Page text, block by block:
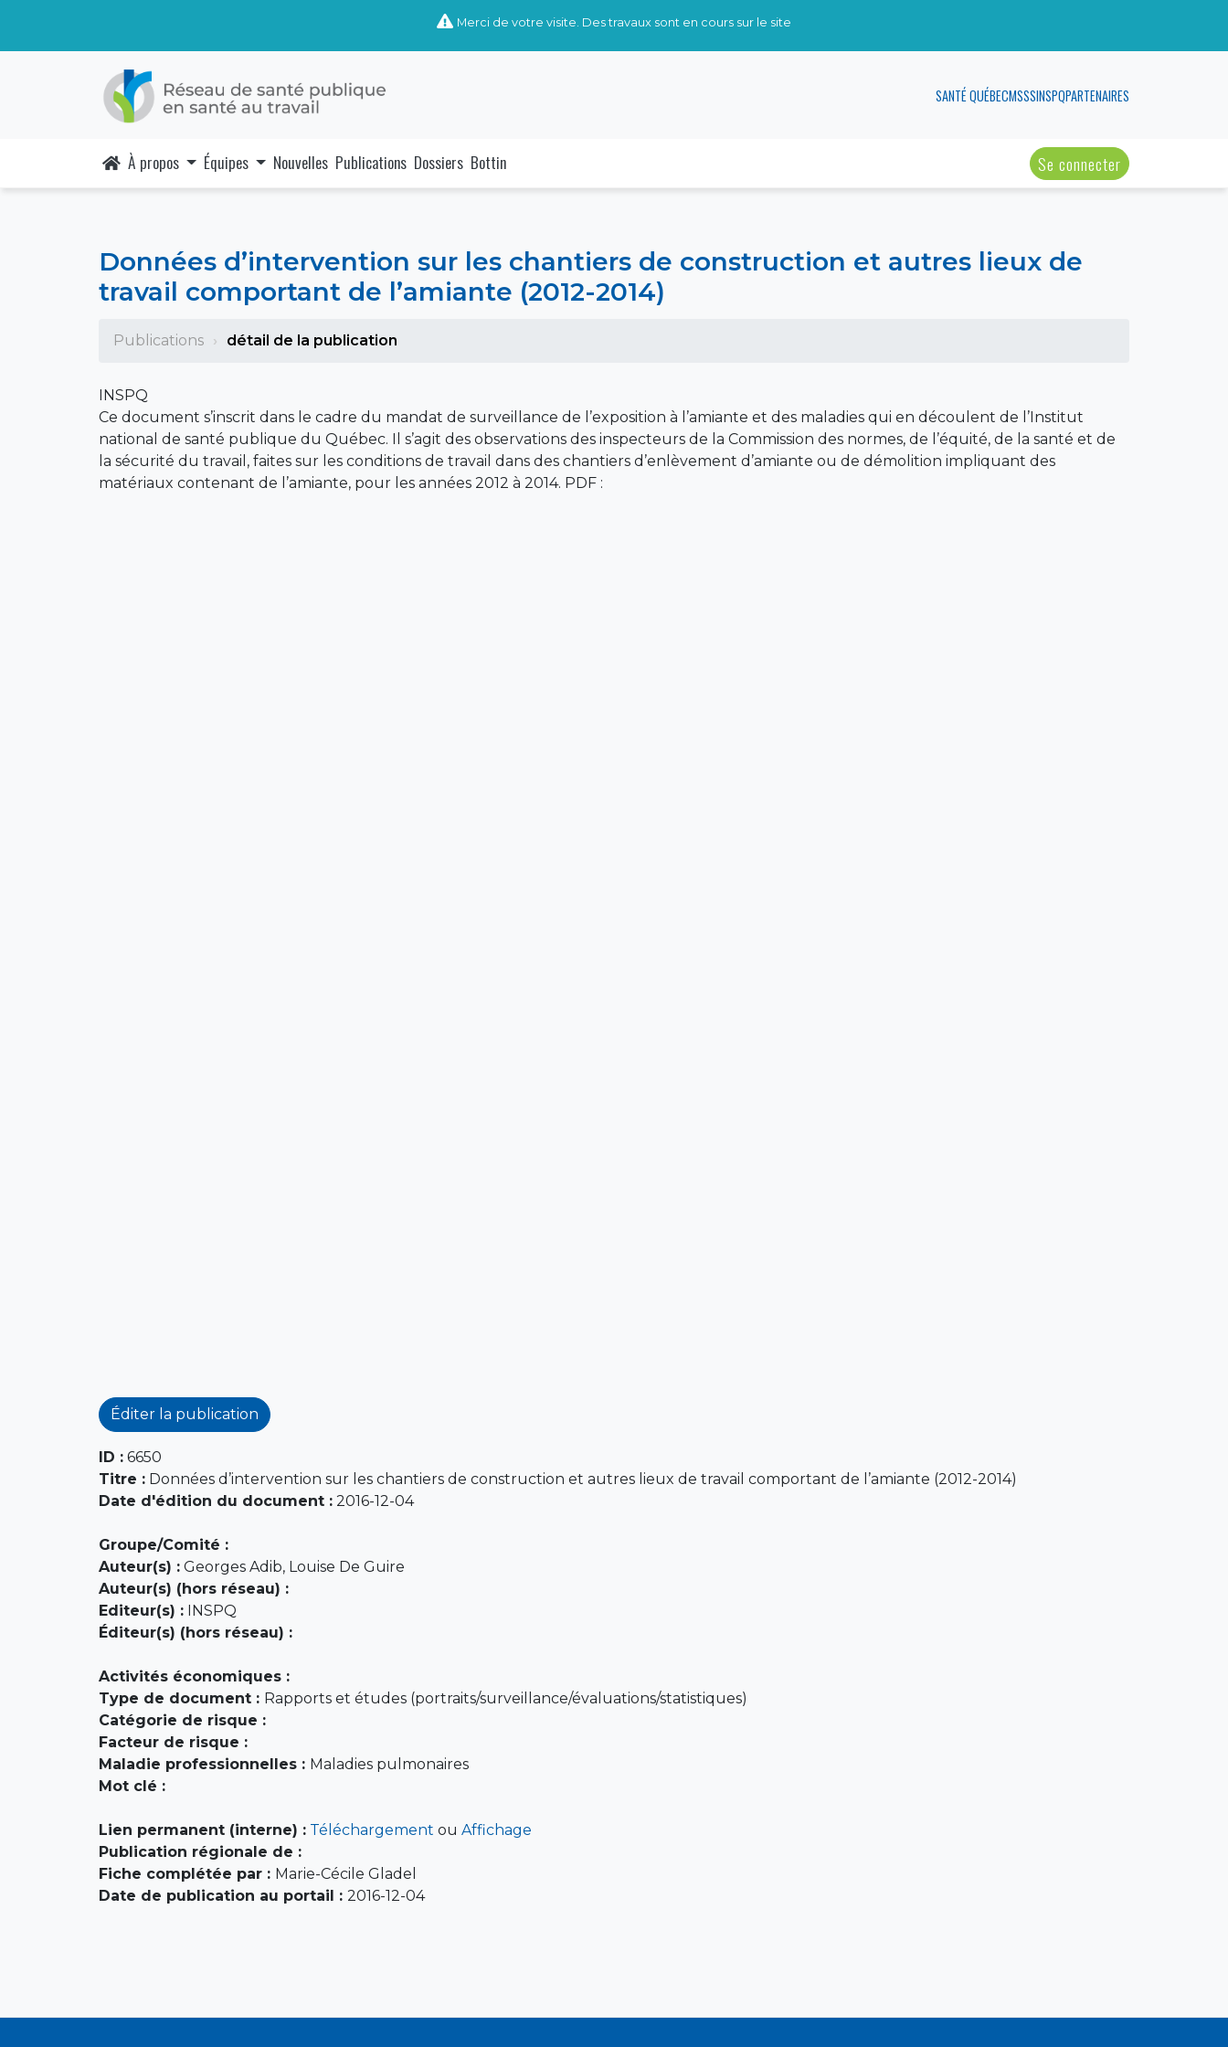
Merci de votre visite. Des travaux sont en cours sur le site
SANTÉ QUÉBECMSSSINSPQPARTENAIRES
À propos Équipes Nouvelles Publications Dossiers Bottin Se connecter
Données d’intervention sur les chantiers de construction et autres lieux de
travail comportant de l’amiante (2012-2014)
Publications détail de la publication
INSPQ
Ce document s’inscrit dans le cadre du mandat de surveillance de l’exposition à l’amiante et des maladies qui en découlent de l’Institut
national de santé publique du Québec. Il s’agit des observations des inspecteurs de la Commission des normes, de l’équité, de la santé et de
la sécurité du travail, faites sur les conditions de travail dans des chantiers d’enlèvement d’amiante ou de démolition impliquant des
matériaux contenant de l’amiante, pour les années 2012 à 2014. PDF :
Éditer la publication
ID :6650
Titre :Données d’intervention sur les chantiers de construction et autres lieux de travail comportant de l’amiante (2012-2014)
Date d'édition du document :2016-12-04
Groupe/Comité :
Auteur(s) :Georges Adib, Louise De Guire
Auteur(s) (hors réseau) :
Editeur(s) :INSPQ
Éditeur(s) (hors réseau) :
Activités économiques :
Type de document : Rapports et études (portraits/surveillance/évaluations/statistiques)
Catégorie de risque :
Facteur de risque :
Maladie professionnelles : Maladies pulmonaires
Mot clé :
Lien permanent (interne) :Téléchargement ou Affichage
Publication régionale de :
Fiche complétée par : Marie-Cécile Gladel
Date de publication au portail : 2016-12-04